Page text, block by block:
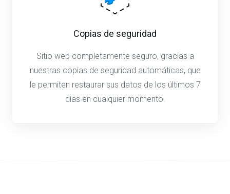
Copias de seguridad
Sitio web completamente seguro, gracias a
nuestras copias de seguridad automáticas, que
le permiten restaurar sus datos de los últimos 7
días en cualquier momento.